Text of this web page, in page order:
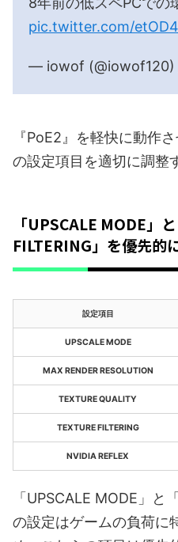
pic.twitter.com/
— iowof (@iowof120)
『PoE2』を軽快に動作
の設定項目を適切に調整
「UPSCALE MODE」
FILTERING」を優先的
設定項目
UPSCALE MODE
MAX RENDER RESOLUTION
TEXTURE QUALITY
TEXTURE FILTERING
NVIDIA REFLEX
「UPSCALE MODE」と
の設定はゲームの負荷に